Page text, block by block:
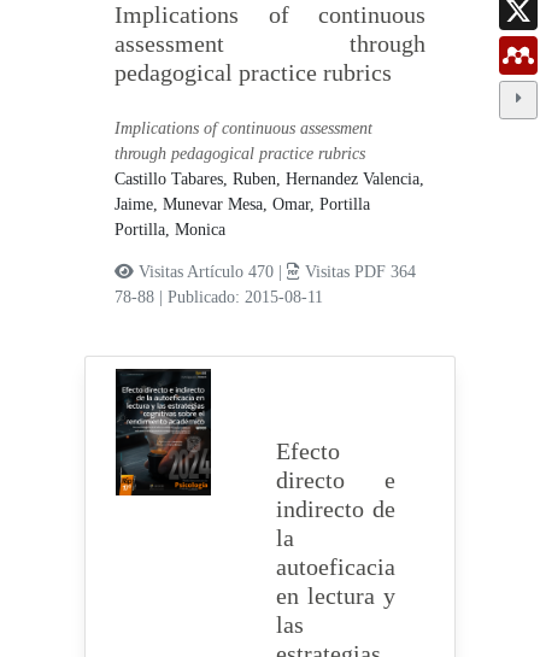
Implications of continuous
assessment through
pedagogical practice rubrics
Implications of continuous assessment
through pedagogical practice rubrics
Castillo Tabares, Ruben,Hernandez Valencia,
Jaime,Munevar Mesa, Omar,Portilla
Portilla, Monica
Visitas Artículo 470 |
Visitas PDF 364
78-88
|Publicado: 2015-08-11
Efecto
directo e
indirecto de
la
autoeficacia
en lectura y
las